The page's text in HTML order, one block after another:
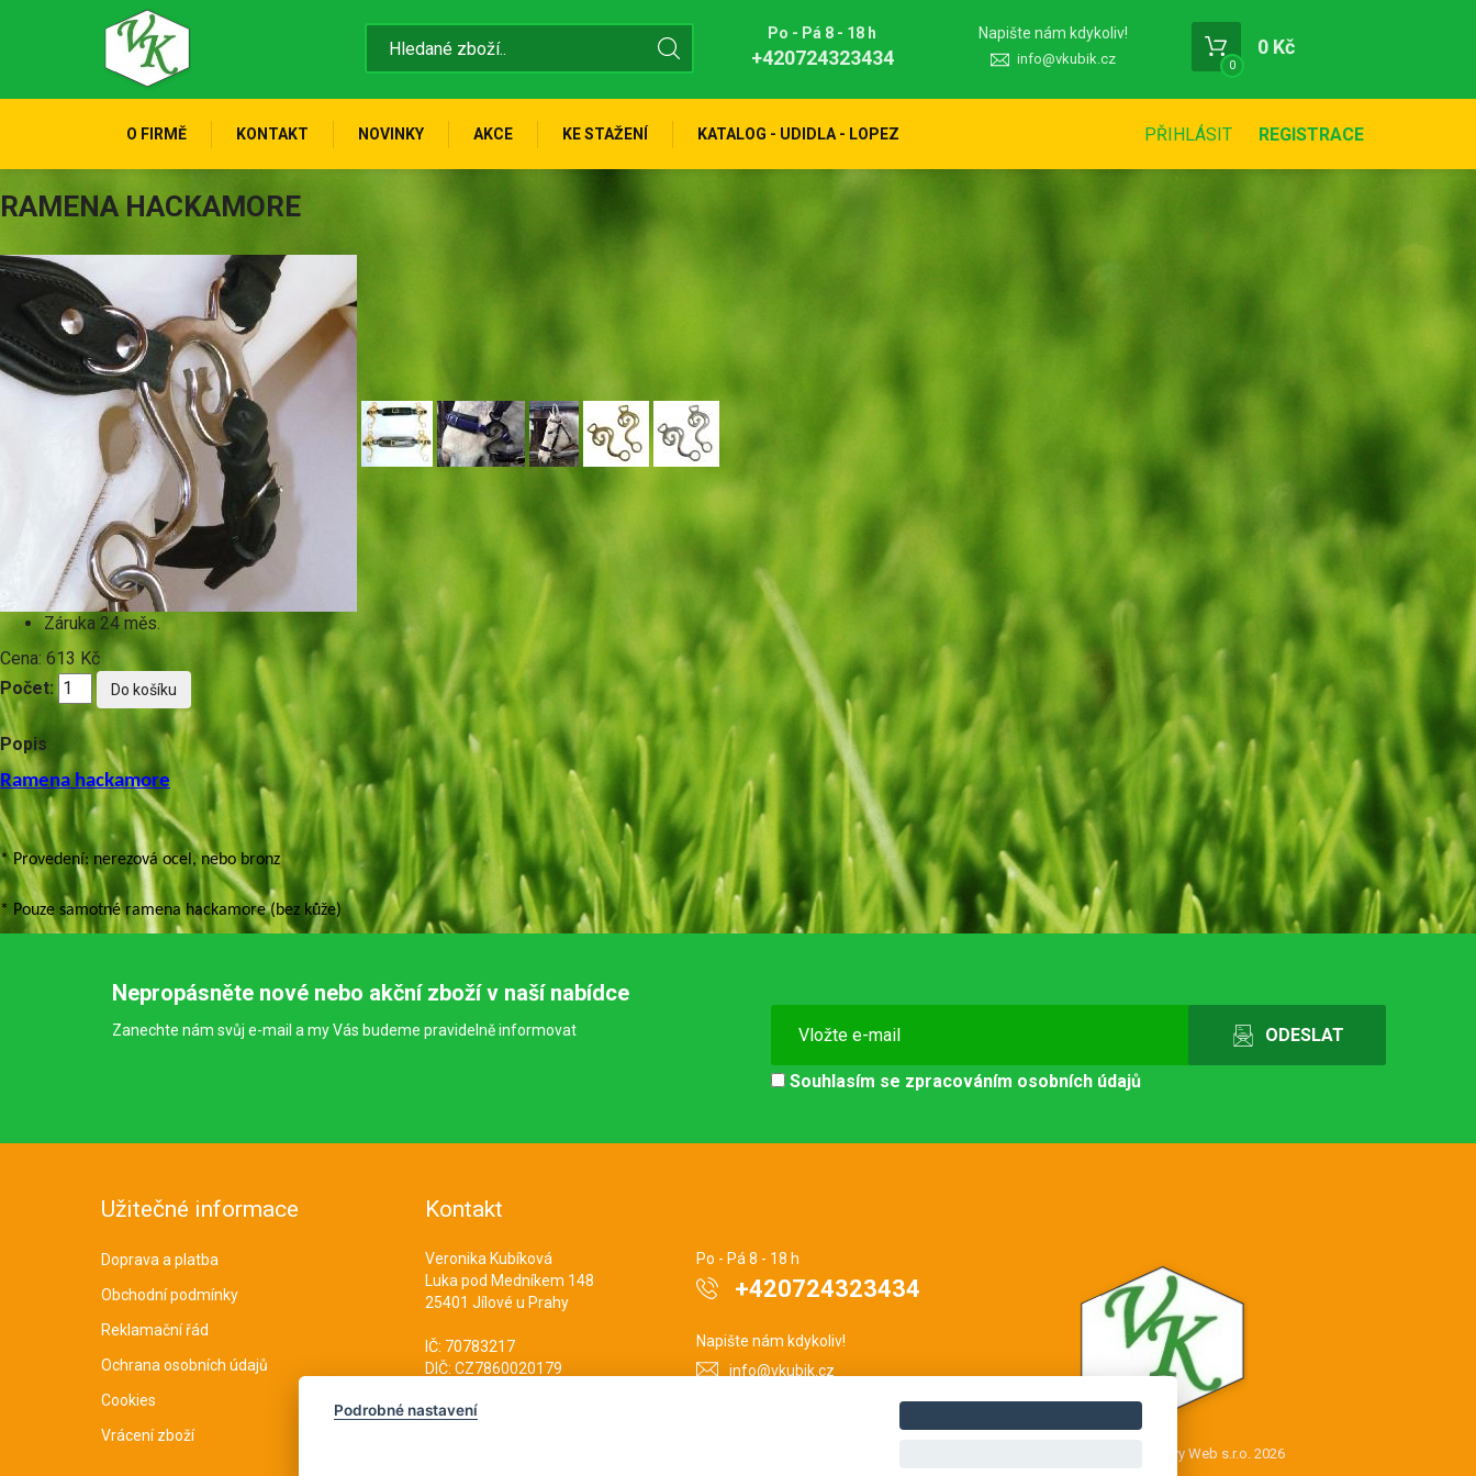
Po - Pá 8 - 18 h
+420724323434
Napište nám kdykoliv!
info@vkubik.cz 0
0 Kč
O FIRMĚ KONTAKT NOVINKY AKCE KE STAŽENÍ KATALOG - UDIDLA - LOPEZ PŘIHLÁSIT REGISTRACE
RAMENA HACKAMORE
Záruka 24 měs.
Cena: 613 Kč
Počet:
Popis
Ramena hackamore
* Provedení: nerezová ocel, nebo bronz
* Pouze samotné ramena hackamore (bez kůže)
Nepropásněte nové nebo akční zboží v naší nabídce
Zanechte nám svůj e-mail a my Vás budeme pravidelně informovat
Souhlasím se zpracováním osobních údajů
Užitečné informace
Doprava a platba
Obchodní podmínky
Reklamační řád
Ochrana osobních údajů
Cookies
Vrácení zboží
Kontakt
Veronika Kubíková
Luka pod Medníkem 148
25401 Jílové u Prahy
IČ: 70783217
DIČ: CZ7860020179
Po - Pá 8 - 18 h
+420724323434
Napište nám kdykoliv!
info@vkubik.cz
Copyright © Novy Web s.r.o. 2026
Podrobné nastavení